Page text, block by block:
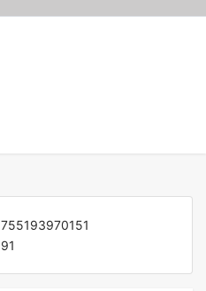
755193970151
91